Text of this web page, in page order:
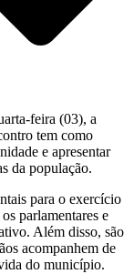
feira (03), a
tem como
e apresentar
da população.
para o exercício
parlamentares e
Além disso, são
acompanhem de
do município.